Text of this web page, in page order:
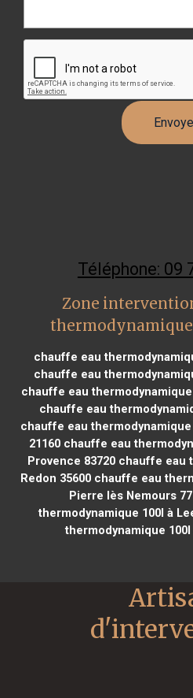
Téléphone: 09
Zone
chauffe eau
chauffe eau
chauffe eau thermodynamique
chauffe eau
chauffe eau thermodynamique
21160 chauffe eau
Provence 83720chauffe eau
Redon 35600chauffe eau
Pierre lès Nemours
thermodynamique 100l à
thermodynamique 100l